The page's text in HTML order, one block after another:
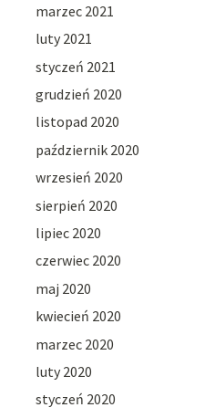
marzec 2021
luty 2021
styczeń 2021
grudzień 2020
listopad 2020
październik 2020
wrzesień 2020
sierpień 2020
lipiec 2020
czerwiec 2020
maj 2020
kwiecień 2020
marzec 2020
luty 2020
styczeń 2020